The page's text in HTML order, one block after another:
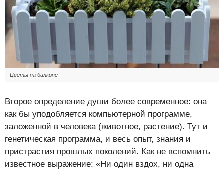
Цветы на балконе
Второе определение души более современное: она
как бы уподобляется компьютерной программе,
заложенной в человека (животное, растение). Тут и
генетическая программа, и весь опыт, знания и
пристрастия прошлых поколений. Как не вспомнить
известное выражение: «Ни один вздох, ни одна